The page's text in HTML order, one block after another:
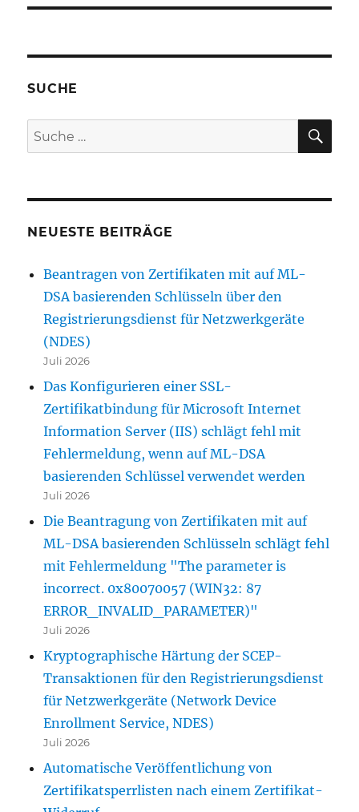
SUCHE
Suche
nach:
NEUESTE BEITRÄGE
Beantragen von Zertifikaten mit auf ML-
DSA basierenden Schlüsseln über den
Registrierungsdienst für Netzwerkgeräte
(NDES)
Juli 2026
Das Konfigurieren einer SSL-
Zertifikatbindung für Microsoft Internet
Information Server (IIS) schlägt fehl mit
Fehlermeldung, wenn auf ML-DSA
basierenden Schlüssel verwendet werden
Juli 2026
Die Beantragung von Zertifikaten mit auf
ML-DSA basierenden Schlüsseln schlägt fehl
mit Fehlermeldung "The parameter is
incorrect. 0x80070057 (WIN32: 87
ERROR_INVALID_PARAMETER)"
Juli 2026
Kryptographische Härtung der SCEP-
Transaktionen für den Registrierungsdienst
für Netzwerkgeräte (Network Device
Enrollment Service, NDES)
Juli 2026
Automatische Veröffentlichung von
Zertifikatsperrlisten nach einem Zertifikat-